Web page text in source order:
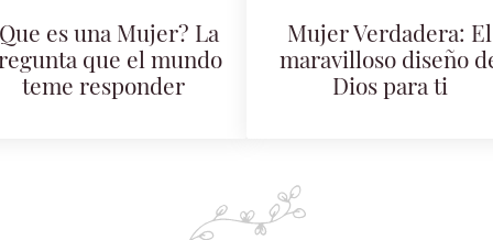
es una Mujer? La
que el mundo
teme responder
Mujer Verdadera: El
maravilloso diseño
Dios para ti